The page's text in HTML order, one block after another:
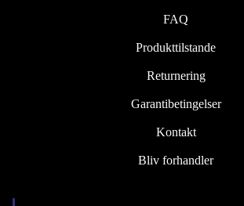
FAQ
Produkttilstande
Returnering
Garantibetingelser
Kontakt
Bliv forhandler